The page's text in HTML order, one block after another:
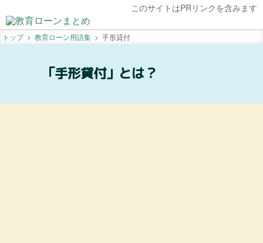
このサイトはPRリンクを含みます
トップ 教育ローン用語集 手形貸付
「手形貸付」とは？